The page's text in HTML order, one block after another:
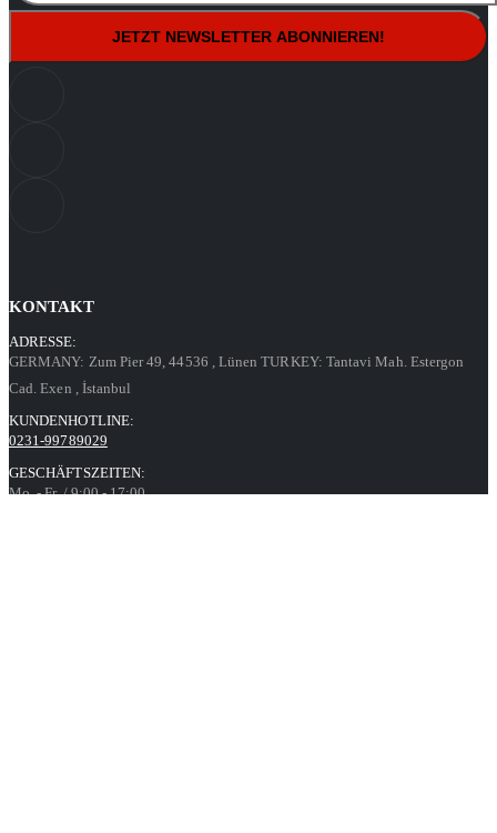
KONTAKT
ADRESSE:
GERMANY: Zum Pier 49, 44536 , LünenTURKEY: Tantavi Mah. Estergon
Cad. Exen , İstanbul
KUNDENHOTLINE:
0231-99789029
GESCHÄFTSZEITEN:
Mo. - Fr. / 9:00 - 17:00